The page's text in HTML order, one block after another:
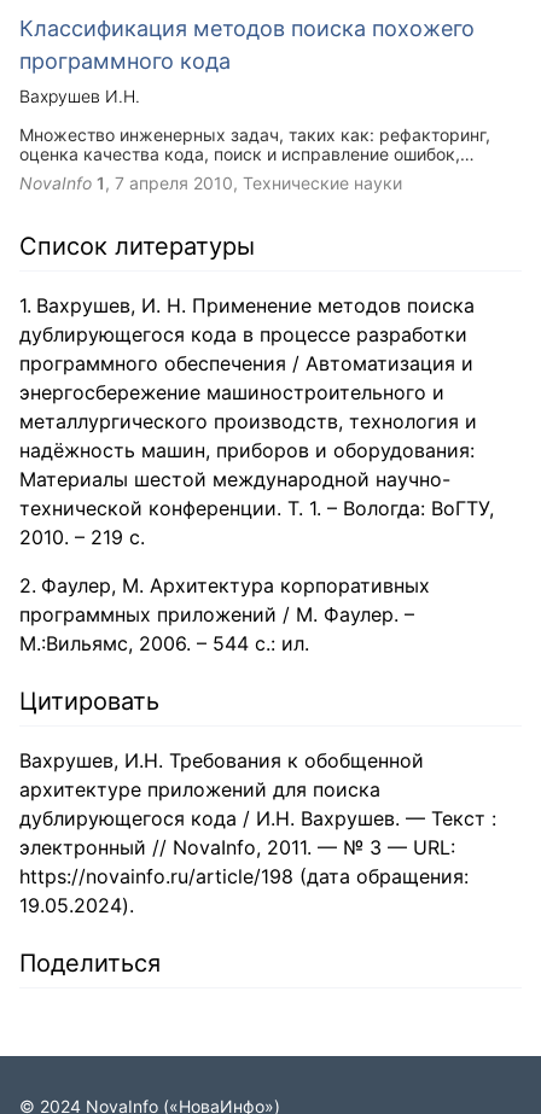
числа исполнителей вносит ряд определённых проблем.
другом при выполнении мелких повседневных задач –
необходимые им функции они могут реализовывать
независимо от остальной команды. Таким образом,
возникают ситуации, когда один и тот же по назначению
программный код присутствует в проекте несколько раз,
то есть дублируется.
Классификация методов поиска похожего
программного кода
Вахрушев И.Н.
Множество инженерных задач, таких как: рефакторинг,
оценка качества кода, поиск и исправление ошибок,
требуют выделения синтаксически или семантически
схожих фрагментов исходного кода, обычно называемых
фрагментами. Многочисленные исследования показывают,
дубликатов объясняется сложившейся практикой
программирования, когда разработчики, чтобы быстро
добавить некоторую функциональность, предпочитают
скопировать часть кода (copy/paste), а не видоизменить и
повторно использовать первоначальный код.
NovaInfo 1 , 7 апреля 2010, Технические науки
Список литературы
Вахрушев, И. Н. Применение методов поиска
дублирующегося кода в процессе разработки
программного обеспечения / Автоматизация и
энергосбережение машиностроительного и
металлургического производств, технология и
надёжность машин, приборов и оборудования:
Материалы шестой международной научно-
технической конференции. Т. 1. – Вологда: ВоГТУ,
2010. – 219 с.
Фаулер, М. Архитектура корпоративных
программных приложений / М. Фаулер. –
М.:Вильямс, 2006. – 544 с.: ил.
Цитировать
Вахрушев, И.Н. Требования к обобщенной
архитектуре приложений для поиска
дублирующегося кода / И.Н. Вахрушев. — Текст :
электронный // NovaInfo, 2011. — № 3 — URL:
https://novainfo.ru/article/198 (дата обращения:
19.05.2024).
Поделиться
© 2024 NovaInfo («НоваИнфо»)